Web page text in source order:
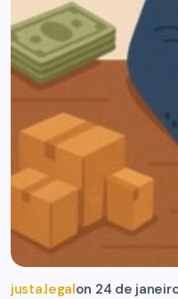
justa.legalon 24 de